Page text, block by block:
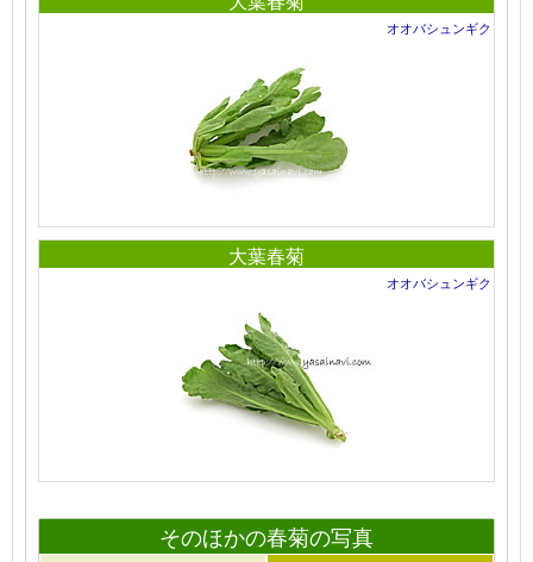
オオバシュンギク
大葉春菊
オオバシュンギク
そのほかの春菊の写真